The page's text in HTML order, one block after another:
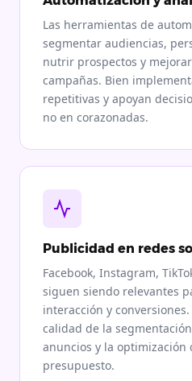
Las herramientas de
segmentar audiencias,
nutrir prospectos y
campañas. Bien
repetitivas y apoyan
no en corazonadas.
Publicidad en redes
Facebook, Instagram,
siguen siendo relevantes
interacción y
calidad de la
anuncios y la optimización
presupuesto.